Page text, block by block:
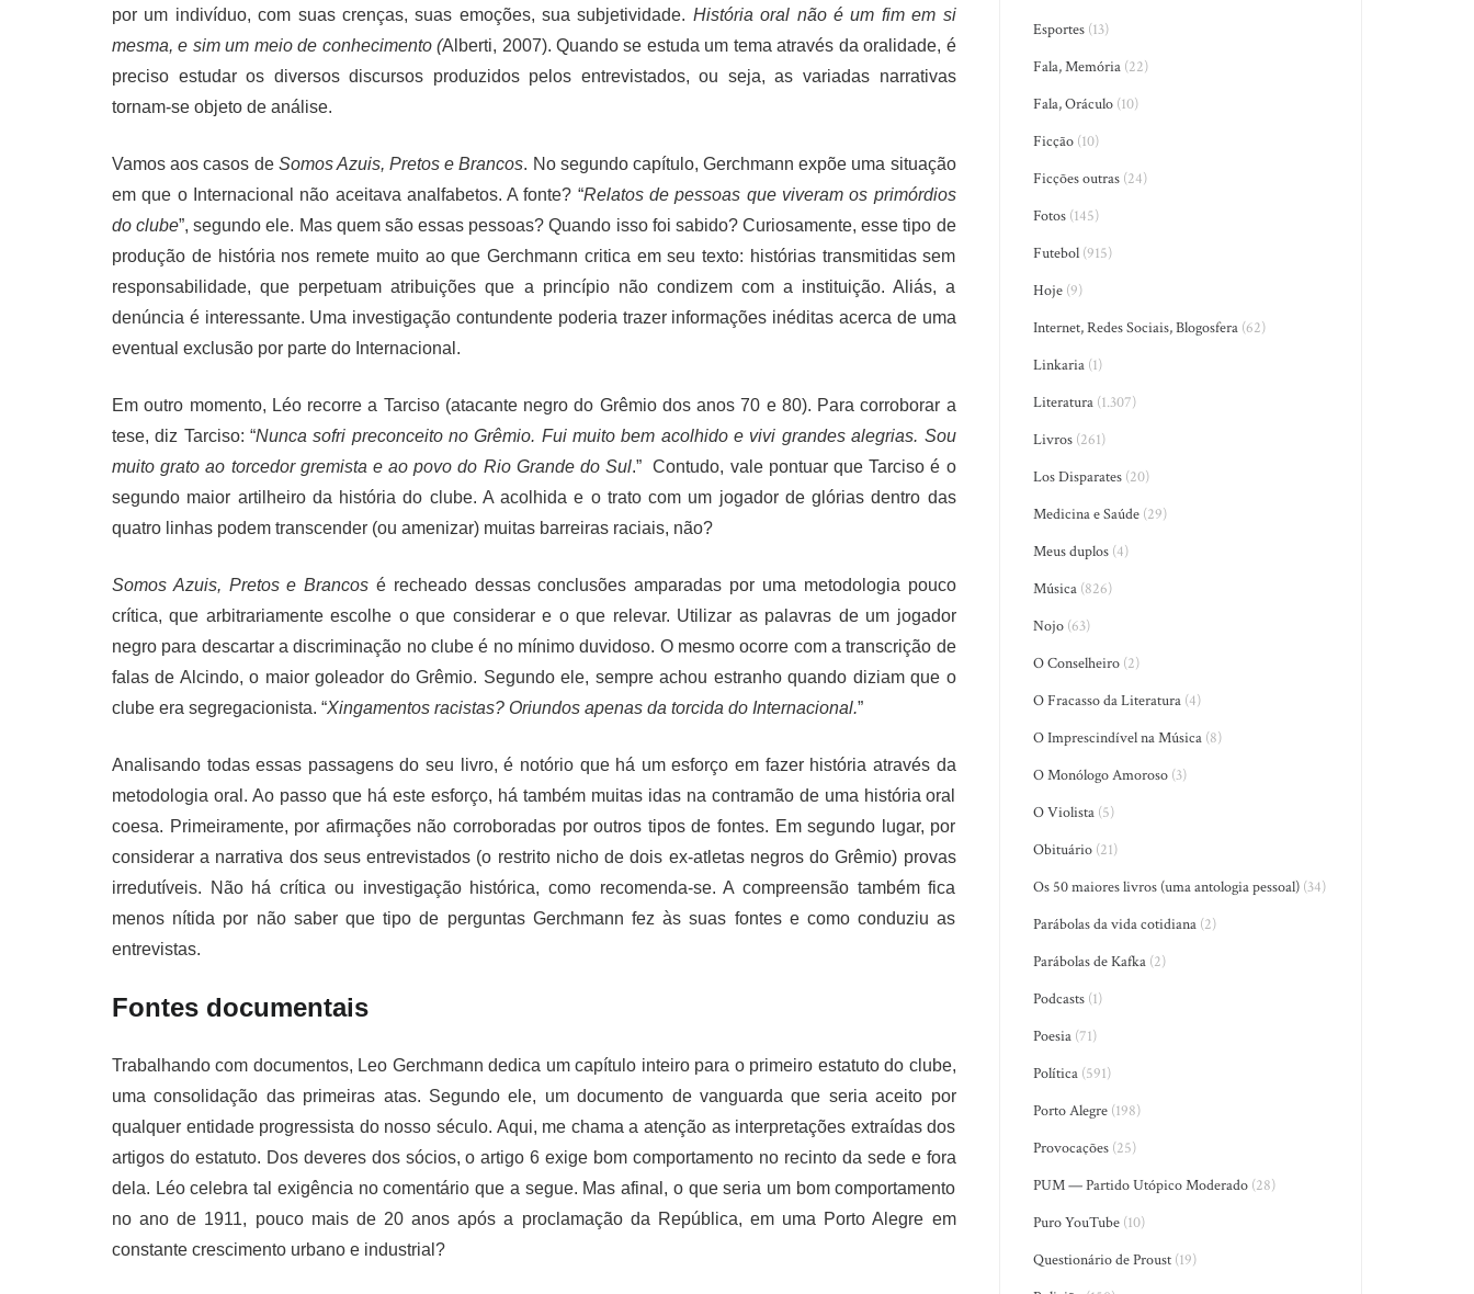
por um indivíduo, com suas crenças, suas emoções, sua subjetividade. História oral não é um fim em si
mesma, e sim um meio de conhecimento (Alberti, 2007). Quando se estuda um tema através da oralidade, é
preciso estudar os diversos discursos produzidos pelos entrevistados, ou seja, as variadas narrativas
tornam-se objeto de análise.
Vamos aos casos de Somos Azuis, Pretos e Brancos. No segundo capítulo, Gerchmann expõe uma situação
em que o Internacional não aceitava analfabetos. A fonte? “Relatos de pessoas que viveram os primórdios
do clube”, segundo ele. Mas quem são essas pessoas? Quando isso foi sabido? Curiosamente, esse tipo de
produção de história nos remete muito ao que Gerchmann critica em seu texto: histórias transmitidas sem
responsabilidade, que perpetuam atribuições que a princípio não condizem com a instituição. Aliás, a
denúncia é interessante. Uma investigação contundente poderia trazer informações inéditas acerca de uma
eventual exclusão por parte do Internacional.
Em outro momento, Léo recorre a Tarciso (atacante negro do Grêmio dos anos 70 e 80). Para corroborar a
tese, diz Tarciso: “Nunca sofri preconceito no Grêmio. Fui muito bem acolhido e vivi grandes alegrias. Sou
muito grato ao torcedor gremista e ao povo do Rio Grande do Sul.” Contudo, vale pontuar que Tarciso é o
segundo maior artilheiro da história do clube. A acolhida e o trato com um jogador de glórias dentro das
quatro linhas podem transcender (ou amenizar) muitas barreiras raciais, não?
Somos Azuis, Pretos e Brancos é recheado dessas conclusões amparadas por uma metodologia pouco
crítica, que arbitrariamente escolhe o que considerar e o que relevar. Utilizar as palavras de um jogador
negro para descartar a discriminação no clube é no mínimo duvidoso. O mesmo ocorre com a transcrição de
falas de Alcindo, o maior goleador do Grêmio. Segundo ele, sempre achou estranho quando diziam que o
clube era segregacionista. “Xingamentos racistas? Oriundos apenas da torcida do Internacional.”
Analisando todas essas passagens do seu livro, é notório que há um esforço em fazer história através da
metodologia oral. Ao passo que há este esforço, há também muitas idas na contramão de uma história oral
coesa. Primeiramente, por afirmações não corroboradas por outros tipos de fontes. Em segundo lugar, por
considerar a narrativa dos seus entrevistados (o restrito nicho de dois ex-atletas negros do Grêmio) provas
irredutíveis. Não há crítica ou investigação histórica, como recomenda-se. A compreensão também fica
menos nítida por não saber que tipo de perguntas Gerchmann fez às suas fontes e como conduziu as
entrevistas.
Fontes documentais
Trabalhando com documentos, Leo Gerchmann dedica um capítulo inteiro para o primeiro estatuto do clube,
uma consolidação das primeiras atas. Segundo ele, um documento de vanguarda que seria aceito por
qualquer entidade progressista do nosso século. Aqui, me chama a atenção as interpretações extraídas dos
artigos do estatuto. Dos deveres dos sócios, o artigo 6 exige bom comportamento no recinto da sede e fora
dela. Léo celebra tal exigência no comentário que a segue. Mas afinal, o que seria um bom comportamento
no ano de 1911, pouco mais de 20 anos após a proclamação da República, em uma Porto Alegre em
constante crescimento urbano e industrial?
Esportes (13)
Fala, Memória (22)
Fala, Oráculo (10)
Ficção (10)
Ficções outras (24)
Fotos (145)
Futebol (915)
Hoje (9)
Internet, Redes Sociais, Blogosfera (62)
Linkaria (1)
Literatura (1.307)
Livros (261)
Los Disparates (20)
Medicina e Saúde (29)
Meus duplos (4)
Música (826)
Nojo (63)
O Conselheiro (2)
O Fracasso da Literatura (4)
O Imprescindível na Música (8)
O Monólogo Amoroso (3)
O Violista (5)
Obituário (21)
Os 50 maiores livros (uma antologia pessoal) (34)
Parábolas da vida cotidiana (2)
Parábolas de Kafka (2)
Podcasts (1)
Poesia (71)
Política (591)
Porto Alegre (198)
Provocações (25)
PUM — Partido Utópico Moderado (28)
Puro YouTube (10)
Questionário de Proust (19)